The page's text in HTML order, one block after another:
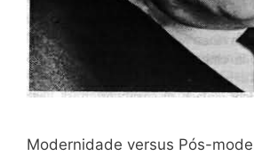
Modernidade versus Pós-